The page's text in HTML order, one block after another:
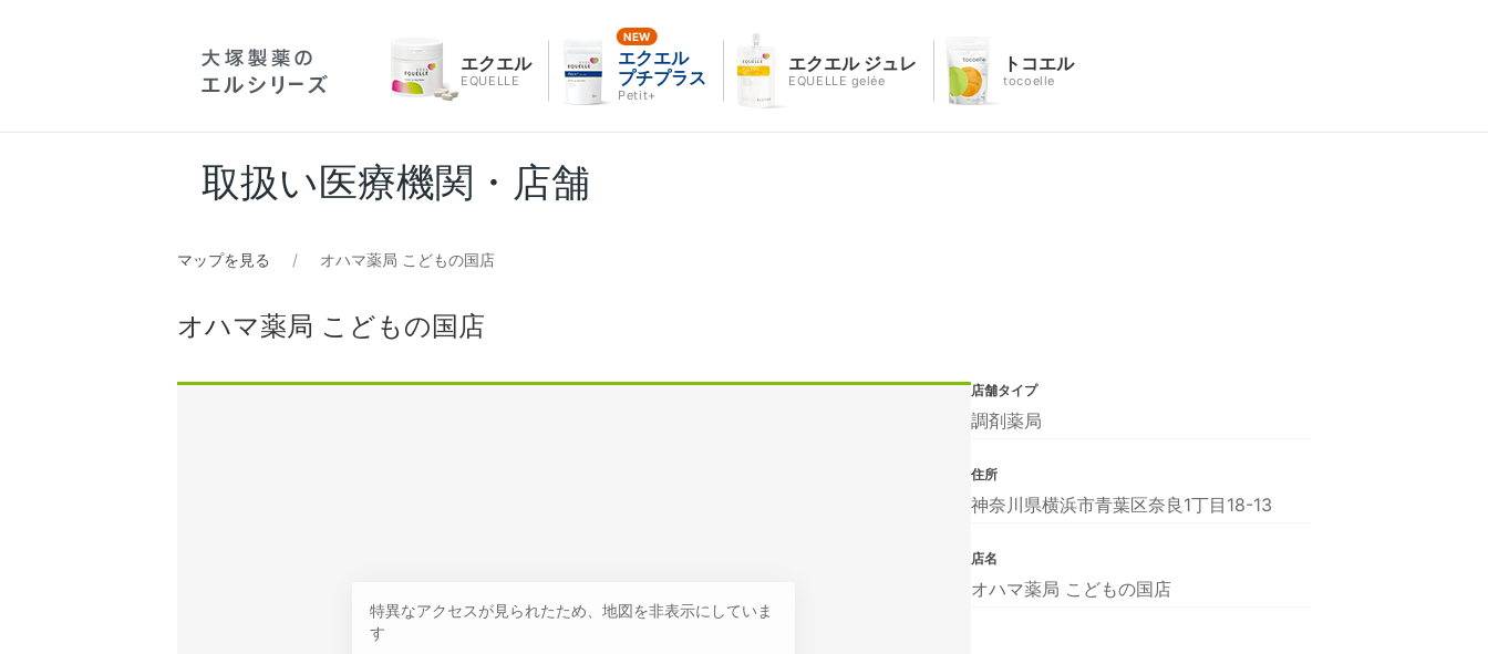
エクエル
EQUELLE
エクエル
プチプラス
Petit+
エクエル ジュレ
EQUELLE gelée
トコエル
tocoelle
取扱い医療機関・店舗
マップを見る オハマ薬局 こどもの国店
オハマ薬局 こどもの国店
特異なアクセスが見られたため、地図を非表示にしていま
す
店舗タイプ
調剤薬局
住所
神奈川県横浜市青葉区奈良1丁目18-13
店名
オハマ薬局 こどもの国店